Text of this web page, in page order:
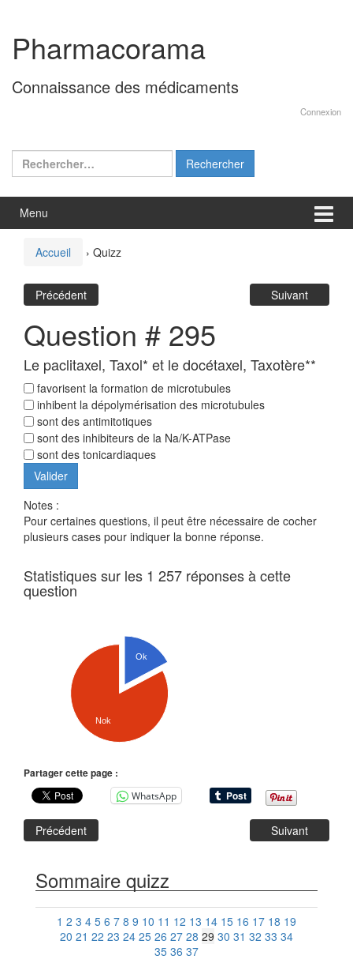
contenu
menu
principal
Pharmacorama
Connaissance des médicaments
Connexion
Rechercher :
Menu
Accueil › Quizz
Précédent Suivant
Question # 295
Le paclitaxel, Taxol* et le docétaxel, Taxotère**
favorisent la formation de microtubules
inhibent la dépolymérisation des microtubules
sont des antimitotiques
sont des inhibiteurs de la Na/K-ATPase
sont des tonicardiaques
Notes :
Pour certaines questions, il peut être nécessaire de cocher
plusieurs cases pour indiquer la bonne réponse.
Statistiques sur les 1 257 réponses à cette
question
Ok
Nok
Partager cette page :
WhatsApp
Précédent Suivant
Sommaire quizz
1 2 3 4 5 6 7 8 9 10 11 12 13 14 15 16 17 18 19
20 21 22 23 24 25 26 27 28 29 30 31 32 33 34
35 36 37